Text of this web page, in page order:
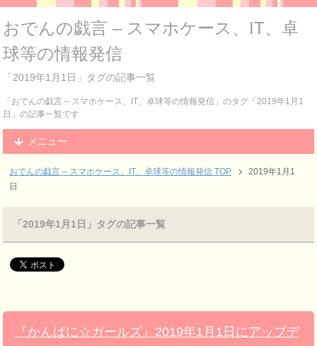
おでんの戯言 – スマホケース、IT、卓
球等の情報発信
「2019年1月1日」タグの記事一覧
「おでんの戯言 – スマホケース、IT、卓球等の情報発信」のタグ「2019年1月1
日」の記事一覧です
メニュー
おでんの戯言 – スマホケース、IT、卓球等の情報発信 TOP
2019年1月1
日
「2019年1月1日」タグの記事一覧
『かんぱに☆ガールズ』2019年1月1日にアップデ